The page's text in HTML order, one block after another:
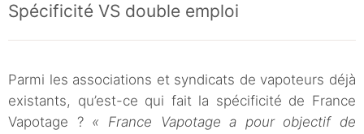
Spécificité VS double emploi
Parmi les associations et syndicats de vapoteurs déjà
existants, qu’est-ce qui fait la spécificité de France
Vapotage ? « France Vapotage a pour objectif de